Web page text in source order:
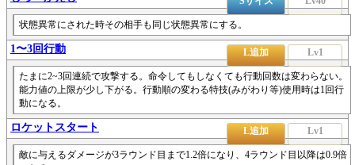
状態異常にされた時その相手も同じ状態異常にする。
1〜3回行動 L追加 Lv1
たまに2~3回連続で攻撃する。命令してもしなくても行動回数は変わらない。
能力値の上限が少し下がる。行動順の変わる特技(みがわり等)使用時は1回行
動になる。
ロケットスタート L追加 Lv1
敵に与えるダメージが3ラウンド目まで1.2倍になり、4ラウンド目以降は0.9倍